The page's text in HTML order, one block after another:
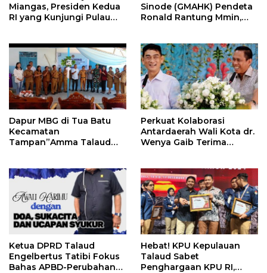
Miangas, Presiden Kedua
RI yang Kunjungi Pulau
Sinode (GMAHK) Pendeta
Ronald Rantung Mmin,
di Daerah Misi Nusa Utara
Dapur MBG di Tua Batu
Kecamatan
Tampan”Amma Talaud
Perkuat Kolaborasi
Antardaerah Wali Kota dr.
Wenya Gaib Terima
Ketua DPRD Talaud
Engelbertus Tatibi Fokus
Bahas APBD-Perubahan
Hebat! KPU Kepulauan
Talaud Sabet
Penghargaan KPU RI,